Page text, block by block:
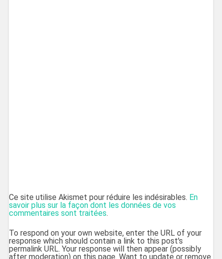
Ce site utilise Akismet pour réduire les indésirables. En
savoir plus sur la façon dont les données de vos
commentaires sont traitées.
To respond on your own website, enter the URL of your
response which should contain a link to this post's
permalink URL. Your response will then appear (possibly
after moderation) on this page. Want to update or remove